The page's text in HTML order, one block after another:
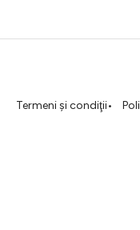
Termeni şi condiţii